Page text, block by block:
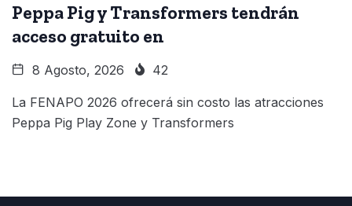
Peppa Pig y Transformers tendrán
acceso gratuito en
8 Agosto, 2026 42
La FENAPO 2026 ofrecerá sin costo las atracciones
Peppa Pig Play Zone y Transformers